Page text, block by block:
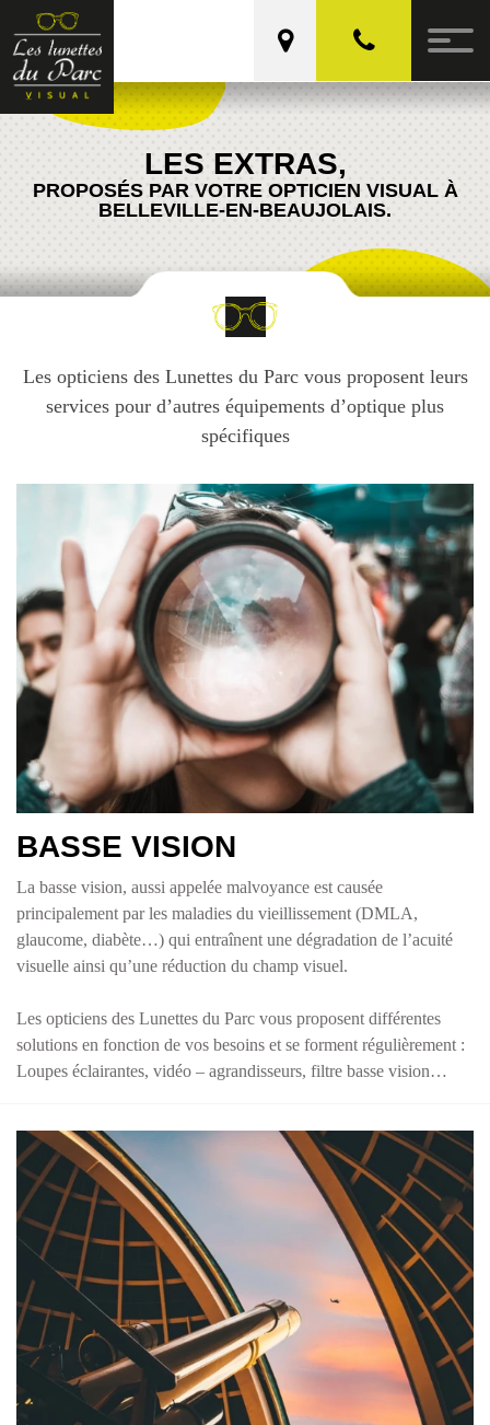
Les Lunettes du Parc
LES EXTRAS,
PROPOSÉS PAR VOTRE OPTICIEN VISUAL À
BELLEVILLE-EN-BEAUJOLAIS.
Les opticiens des Lunettes du Parc vous proposent leurs
services pour d’autres équipements d’optique plus
spécifiques
basse vision belleville beaujolais
BASSE VISION
La basse vision, aussi appelée malvoyance est causée
principalement par les maladies du vieillissement (DMLA,
glaucome, diabète…) qui entraînent une dégradation de l’acuité
visuelle ainsi qu’une réduction du champ visuel.
Les opticiens des Lunettes du Parc vous proposent différentes
solutions en fonction de vos besoins et se forment régulièrement :
Loupes éclairantes, vidéo – agrandisseurs, filtre basse vision…